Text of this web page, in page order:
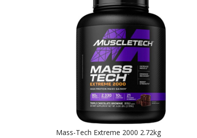
Mass-Tech Extreme 2000 2.72kg